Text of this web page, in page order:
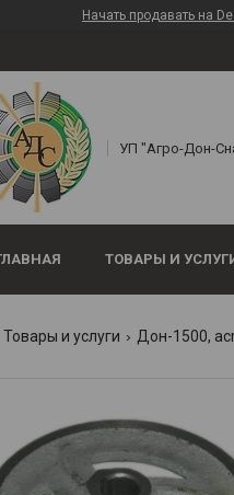
Начать продавать на
УП "Агро-Дон-
ТОВАРЫ И
Товары и услуги Дон-1500,